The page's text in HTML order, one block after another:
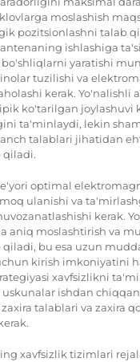
moslashish
pozitsionlashni talab
ishlashiga
yaratishi
tuzilishi va
kerak. Yo'nalishli
ko'tarilgan joylashuvi
ta'minlaydi, lekin
talablari jihatidan
qiladi.
optimal
ulanishi va
kerak.
aniq moslashtirish va
qiladi, bu esa uzun
kirish imkoniyatini
xavfsizlikni
ishdan
talablari va zaxira
xavfsizlik tizimlari